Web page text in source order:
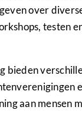
over
testen
bieden
aan mensen